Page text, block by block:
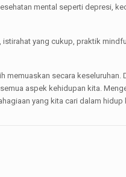
mental seperti depresi,
yang cukup, praktik
memuaskan secara keseluruhan.
aspek kehidupan kita.
yang kita cari dalam hidup